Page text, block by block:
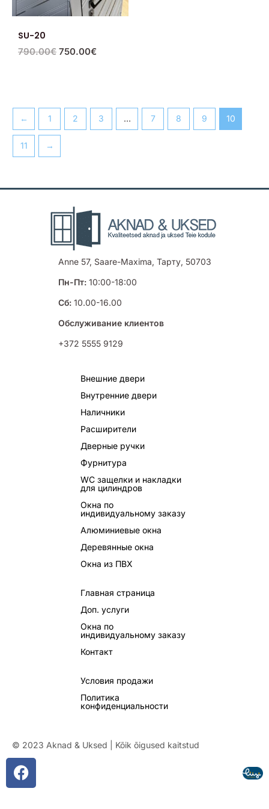
SU-20
790.00€ 750.00€
← 1 2 3 … 7 8 9 10
11 →
Anne 57, Saare-Maxima, Тарту, 50703
Пн-Пт:10:00-18:00
Сб:10.00-16.00
Обслуживание клиентов
+372 5555 9129
Внешние двери
Внутренние двери
Наличники
Расширители
Дверные ручки
Фурнитура
WC защелки и накладки
для цилиндров
Окна по
индивидуальному заказу
Алюминиевые окна
Деревянные окна
Окна из ПВХ
Главная страница
Доп. услуги
Окна по
индивидуальному заказу
Контакт
Условия продажи
Политика
конфиденциальности
© 2023 Aknad & Uksed | Kõik õigused kaitstud
F
a